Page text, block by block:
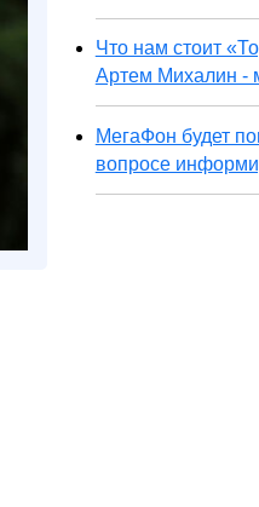
Что нам стоит
Артем Михалин -
МегаФон будет
вопросе